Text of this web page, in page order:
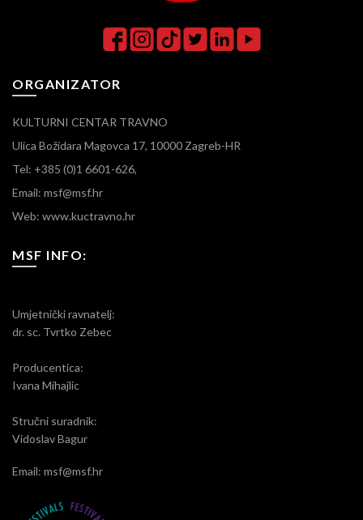
ORGANIZATOR
KULTURNI CENTAR TRAVNO
Ulica Božidara Magovca 17, 10000 Zagreb-HR
Tel: +385 (0)1 6601-626,
Email: msf@msf.hr
Web: www.kuctravno.hr
MSF INFO:
Umjetnički ravnatelj:
dr. sc. Tvrtko Zebec
Producentica:
Ivana Mihajlic
Stručni suradnik:
Vidoslav Bagur
Email: msf@msf.hr